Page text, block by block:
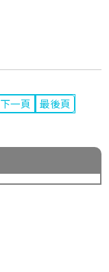
下一頁 最後頁